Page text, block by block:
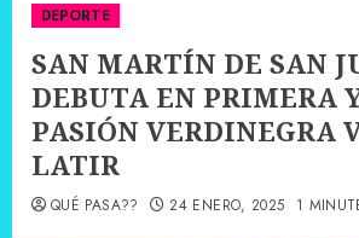
DEPORTE
SAN MARTÍN DE SAN
DEBUTA EN PRIMERA
PASIÓN VERDINEGRA
LATIR
QUÉ PASA?? 24 ENERO, 2025 1